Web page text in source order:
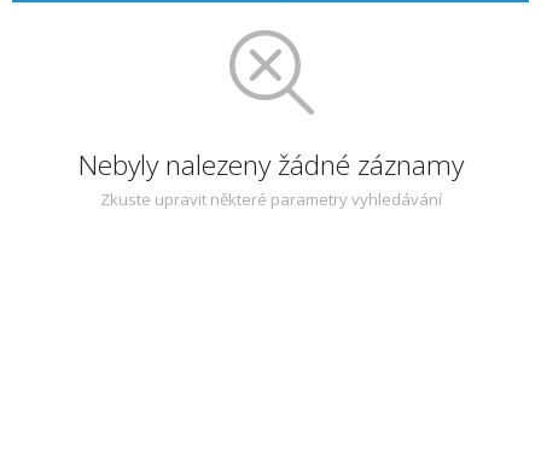
Nebyly nalezeny žádné záznamy
Zkuste upravit některé parametry vyhledávání